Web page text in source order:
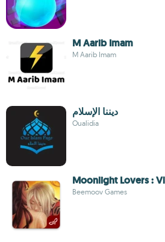
M Aarib Imam
M Aarib Imam
ديننا الإسلام
Oualidia
Moonlight Lovers :
Beemoov Games